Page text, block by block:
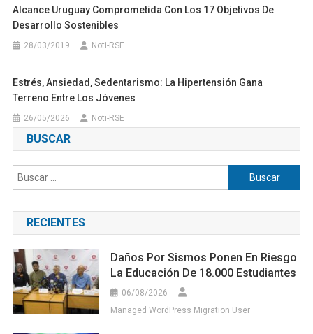
Alcance Uruguay Comprometida Con Los 17 Objetivos De
Desarrollo Sostenibles
28/03/2019 Noti-RSE
Estrés, Ansiedad, Sedentarismo: La Hipertensión Gana
Terreno Entre Los Jóvenes
26/05/2026 Noti-RSE
BUSCAR
Buscar:
RECIENTES
Daños Por Sismos Ponen En Riesgo
La Educación De 18.000 Estudiantes
06/08/2026
Managed WordPress Migration User